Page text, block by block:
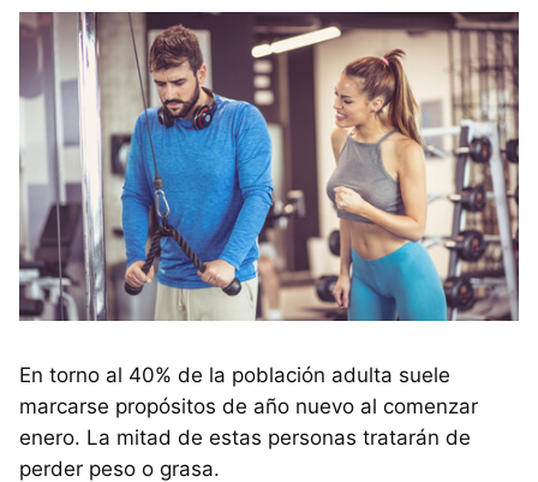
En torno al 40% de la población adulta suele
marcarse propósitos de año nuevo al comenzar
enero. La mitad de estas personas tratarán de
perder peso o grasa.